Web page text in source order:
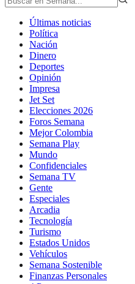
Últimas noticias
Política
Nación
Dinero
Deportes
Opinión
Impresa
Jet Set
Elecciones 2026
Foros Semana
Mejor Colombia
Semana Play
Mundo
Confidenciales
Semana TV
Gente
Especiales
Arcadia
Tecnología
Turismo
Estados Unidos
Vehículos
Semana Sostenible
Finanzas Personales